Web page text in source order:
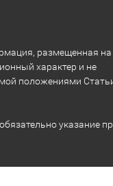
размещенная на
характер и не
положениями
указание